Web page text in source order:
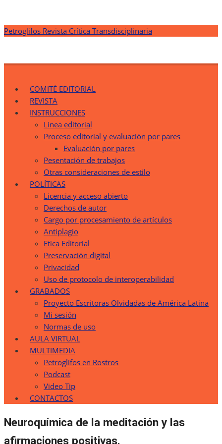
Saltar
Petroglifos Revista Crítica Transdisciplinaria
COMITÉ EDITORIAL
REVISTA
INSTRUCCIONES
Linea editorial
Proceso editorial y evaluación por pares
Evaluación por pares
Pesentación de trabajos
Otras consideraciones de estilo
POLÍTICAS
Licencia y acceso abierto
Derechos de autor
Cargo por procesamiento de artículos
Antiplagio
Etica Editorial
Preservación digital
Privacidad
Uso de protocolo de interoperabilidad
GRABADOS
Proyecto Escritoras Olvidadas de América Latina
Mi sesión
Normas de uso
AULA VIRTUAL
MULTIMEDIA
Petroglifos en Rostros
Podcast
Video Tip
CONTACTOS
Neuroquímica de la meditación y las
afirmaciones positivas.